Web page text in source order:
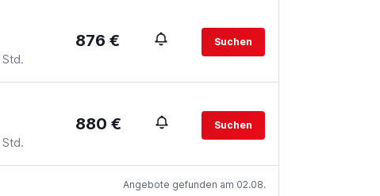
Std.
876 € Suchen
Std.
880 € Suchen
Angebote gefunden am 02.08.